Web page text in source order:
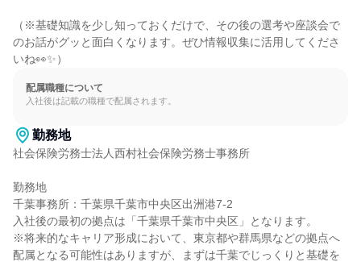
（※基礎知識を少し知っておくだけで、その後の選考や座談会で
のお話がグッと面白くなります。ぜひ情報収集に活用してくださ
いね👀✨）
配属職種について
入社後は記載の職種で配属されます。
勤務地
社会保険労務士法人西村社会保険労務士事務所
勤務地
千葉事務所：千葉県千葉市中央区出洲港7-2
入社後の最初の拠点は「千葉県千葉市中央区」となります。
※将来的なキャリア形成において、東京都や群馬県などの拠点へ
配属となる可能性はありますが、まずは千葉でじっくりと基礎を